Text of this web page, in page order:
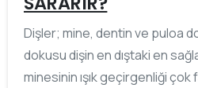
Dişler; mine, dentin ve puloa
dokusu dişin en dıştaki en
minesinin ışık geçirgenliği çok